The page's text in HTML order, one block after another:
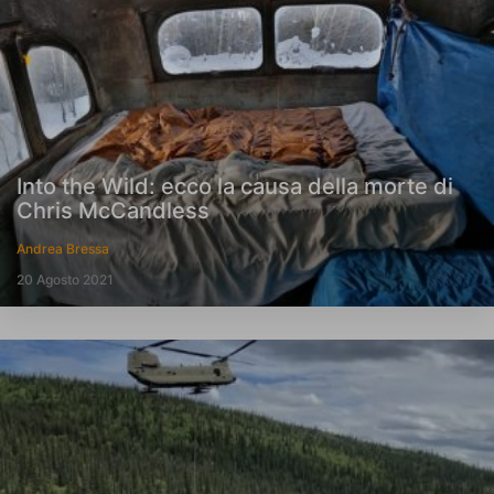
Into the Wild: ecco la causa della morte di
Chris McCandless
Andrea Bressa
20 Agosto 2021